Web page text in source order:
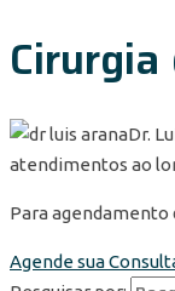
Dr.
atendimentos ao
Para agendamento
Agende sua